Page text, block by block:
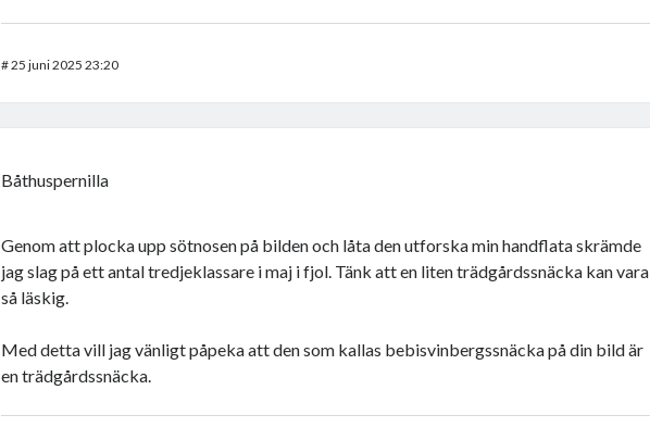
#25 juni 2025 23:20
Båthuspernilla
Genom att plocka upp sötnosen på bilden och låta den utforska min handflata skrämde
jag slag på ett antal tredjeklassare i maj i fjol. Tänk att en liten trädgårdssnäcka kan vara
så läskig.
Med detta vill jag vänligt påpeka att den som kallas bebisvinbergssnäcka på din bild är
en trädgårdssnäcka.